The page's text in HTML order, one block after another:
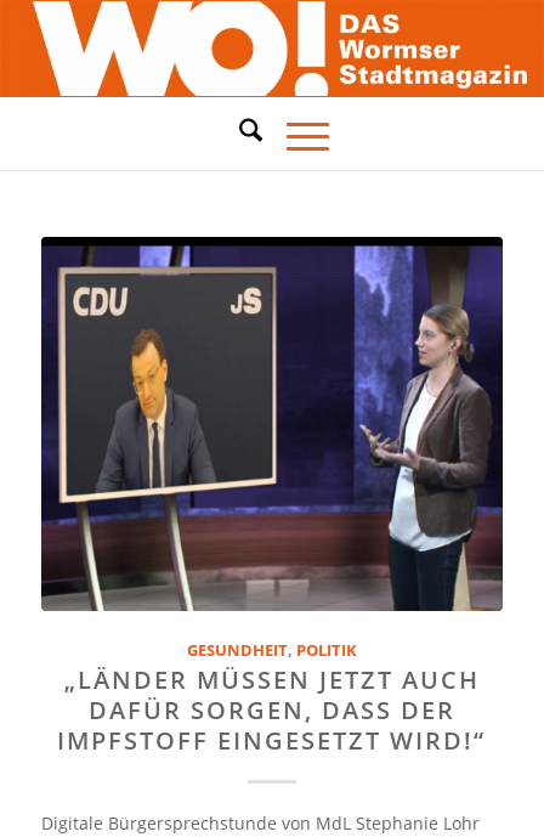
GESUNDHEIT, POLITIK
„LÄNDER MÜSSEN JETZT AUCH
DAFÜR SORGEN, DASS DER
IMPFSTOFF EINGESETZT WIRD!“
Digitale Bürgersprechstunde von MdL Stephanie Lohr